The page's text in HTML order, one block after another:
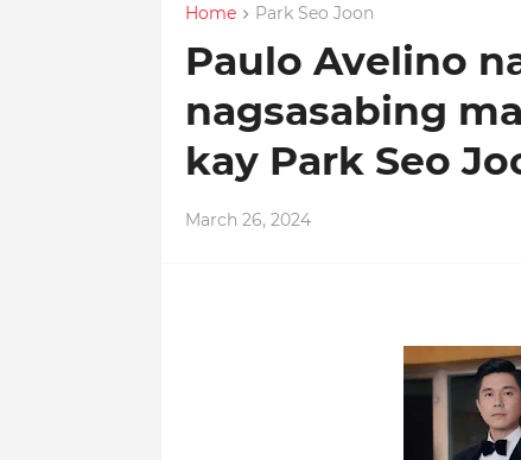
Home Park Seo Joon
Paulo Avelino
nagsasabing
kay Park Seo
March 26, 2024